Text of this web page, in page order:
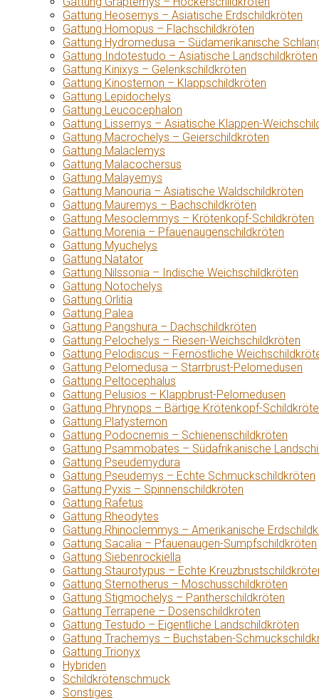
Gattung Heosemys – Asiatische Erdschildkröten
Gattung Homopus – Flachschildkröten
Gattung Hydromedusa – Südamerikanische
Gattung Indotestudo – Asiatische Landschildkröten
Gattung Kinixys – Gelenkschildkröten
Gattung Kinosternon – Klappschildkröten
Gattung Lepidochelys
Gattung Leucocephalon
Gattung Lissemys – Asiatische Klappen-
Gattung Macrochelys – Geierschildkröten
Gattung Malaclemys
Gattung Malacochersus
Gattung Malayemys
Gattung Manouria – Asiatische Waldschildkröten
Gattung Mauremys – Bachschildkröten
Gattung Mesoclemmys – Krötenkopf-Schildkröten
Gattung Morenia – Pfauenaugenschildkröten
Gattung Myuchelys
Gattung Natator
Gattung Nilssonia – Indische Weichschildkröten
Gattung Notochelys
Gattung Orlitia
Gattung Palea
Gattung Pangshura – Dachschildkröten
Gattung Pelochelys – Riesen-Weichschildkröten
Gattung Pelodiscus – Fernöstliche
Gattung Pelomedusa – Starrbrust-Pelomedusen
Gattung Peltocephalus
Gattung Pelusios – Klappbrust-Pelomedusen
Gattung Phrynops – Bärtige Krötenkopf-
Gattung Platysternon
Gattung Podocnemis – Schienenschildkröten
Gattung Psammobates – Südafrikanische
Gattung Pseudemydura
Gattung Pseudemys – Echte Schmuckschildkröten
Gattung Pyxis – Spinnenschildkröten
Gattung Rafetus
Gattung Rheodytes
Gattung Rhinoclemmys – Amerikanische
Gattung Sacalia – Pfauenaugen-Sumpfschildkröten
Gattung Siebenrockiella
Gattung Staurotypus – Echte
Gattung Sternotherus – Moschusschildkröten
Gattung Stigmochelys – Pantherschildkröten
Gattung Terrapene – Dosenschildkröten
Gattung Testudo – Eigentliche Landschildkröten
Gattung Trachemys – Buchstaben-
Gattung Trionyx
Hybriden
Schildkrötenschmuck
Sonstiges